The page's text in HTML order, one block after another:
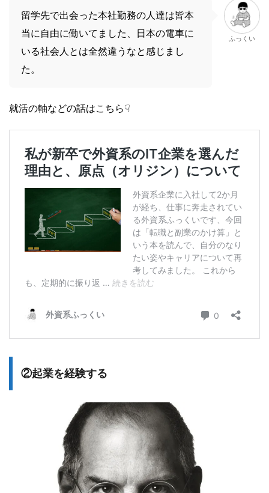
留学先で出会った本社勤務の人達は皆本
当に自由に働いてました、日本の電車に
いる社会人とは全然違うなと感じまし
た。
ふっくい
就活の軸などの話はこちら☟
②起業を経験する